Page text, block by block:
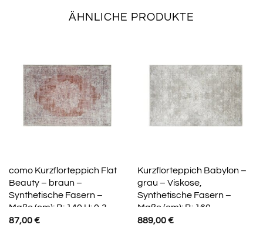
ÄHNLICHE PRODUKTE
como Kurzflorteppich Flat
Beauty – braun –
Synthetische Fasern –
Maße (cm): B: 140 H: 0,3
87,00€
Kurzflorteppich Babylon –
grau – Viskose,
Synthetische Fasern –
Maße (cm): B: 160
889,00€